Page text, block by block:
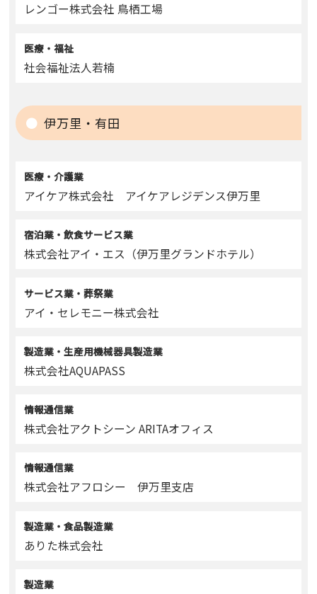
レンゴー株式会社 鳥栖工場
医療・福祉
社会福祉法人若楠
伊万里・有田
医療・介護業
アイケア株式会社 アイケアレジデンス伊万里
宿泊業・飲食サービス業
株式会社アイ・エス（伊万里グランドホテル）
サービス業・葬祭業
アイ・セレモニー株式会社
製造業・生産用機械器具製造業
株式会社AQUAPASS
情報通信業
株式会社アクトシーン ARITAオフィス
情報通信業
株式会社アフロシー 伊万里支店
製造業・食品製造業
ありた株式会社
製造業